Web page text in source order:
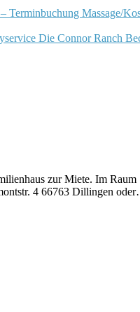
Die Connor Ranch
zur Miete. Im
4 66763 Dillingen